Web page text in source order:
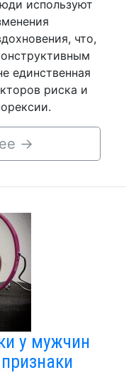
используют
что,
единственная
риска и
→
у мужчин